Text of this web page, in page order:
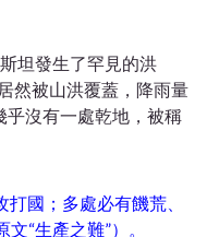
坦發生了罕見的洪
然被山洪覆蓋，降雨量
乎沒有一處乾地，被稱
國；多處必有饑荒、
“生產之難”）。